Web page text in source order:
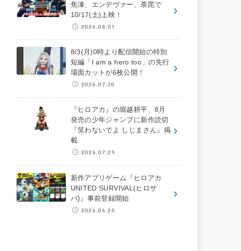
焦凍、エンデヴァー、荼毘で
10/17(土)上映！
2026.08.01
8/3(月)0時より配信開始の特別
短編「I am a hero too」の先行
場面カットが6枚公開！
2026.07.30
『ヒロアカ』の堀越耕平、8月
発売の少年ジャンプに新作読切
『笑わないでよ しじまさん』掲
載
2026.07.29
新作アプリゲーム『ヒロアカ
UNITED SURVIVAL(ヒロサ
バ)』事前登録開始
2026.06.25